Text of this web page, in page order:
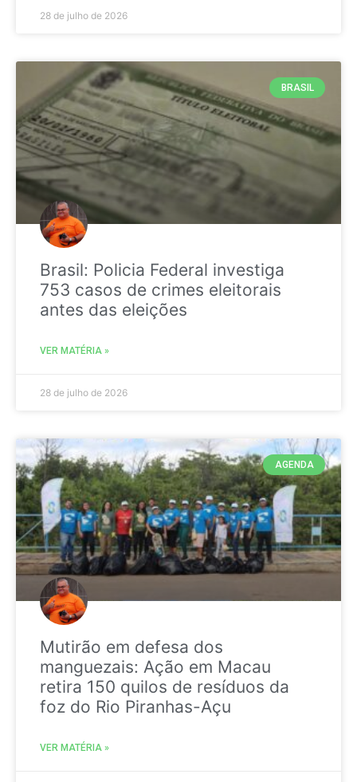
28 de julho de 2026
BRASIL
Brasil: Policia Federal investiga
753 casos de crimes eleitorais
antes das eleições
VER MATÉRIA »
28 de julho de 2026
AGENDA
Mutirão em defesa dos
manguezais: Ação em Macau
retira 150 quilos de resíduos da
foz do Rio Piranhas-Açu
VER MATÉRIA »